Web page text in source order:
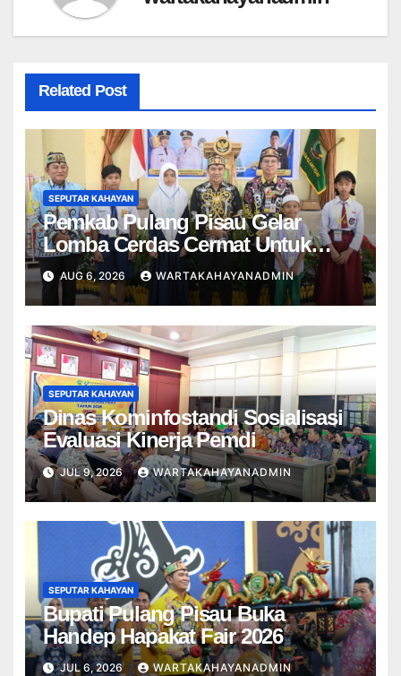
Related Post
SEPUTAR KAHAYAN
Pemkab Pulang Pisau Gelar
Lomba Cerdas Cermat Untuk
Pelajar
AUG 6, 2026 WARTAKAHAYANADMIN
SEPUTAR KAHAYAN
Dinas Kominfostandi Sosialisasi
Evaluasi Kinerja Pemdi
JUL 9, 2026 WARTAKAHAYANADMIN
SEPUTAR KAHAYAN
Bupati Pulang Pisau Buka
Handep Hapakat Fair 2026
JUL 6, 2026 WARTAKAHAYANADMIN